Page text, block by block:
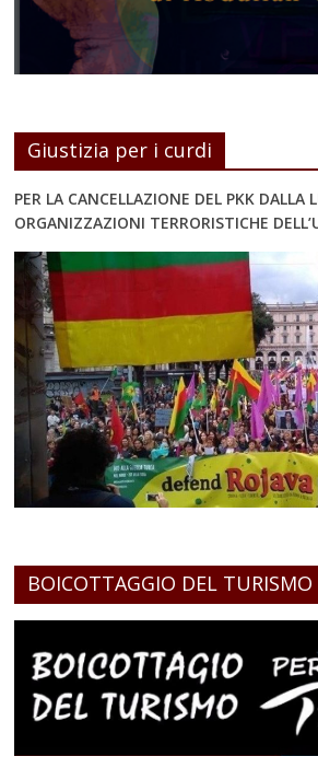
Giustizia per i curdi
PER LA CANCELLAZIONE DEL PKK DALLA
ORGANIZZAZIONI TERRORISTICHE
BOICOTTAGGIO DEL TURISMO